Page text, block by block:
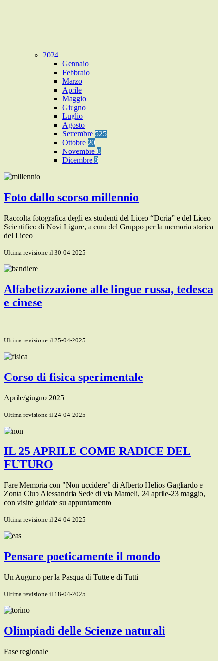
2024
Gennaio
Febbraio
Marzo
Aprile
Maggio
Giugno
Luglio
Agosto
Settembre 525
Ottobre 20
Novembre 8
Dicembre 8
Foto dallo scorso millennio
Raccolta fotografica degli ex studenti del Liceo “Doria” e del Liceo
Scientifico di Novi Ligure, a cura del Gruppo per la memoria storica
del Liceo
Ultima revisione il 30-04-2025
Alfabetizzazione alle lingue russa, tedesca
e cinese
Ultima revisione il 25-04-2025
Corso di fisica sperimentale
Aprile/giugno 2025
Ultima revisione il 24-04-2025
IL 25 APRILE COME RADICE DEL
FUTURO
Fare Memoria con "Non uccidere" di Alberto Helios Gagliardo e
Zonta Club Alessandria Sede di via Mameli, 24 aprile-23 maggio,
con visite guidate su appuntamento
Ultima revisione il 24-04-2025
Pensare poeticamente il mondo
Un Augurio per la Pasqua di Tutte e di Tutti
Ultima revisione il 18-04-2025
Olimpiadi delle Scienze naturali
Fase regionale